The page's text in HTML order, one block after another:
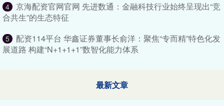
4
京海配资官网官网 先进数通：金融科技行业始终呈现出“竞
合共生”的生态特征
5
配资114平台 华鑫证券董事长俞洋：聚焦“专而精”特色化发
展道路 构建“N+1+1+1”数智化能力体系
最新文章